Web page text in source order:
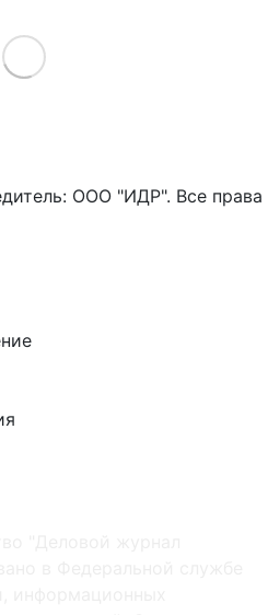
More
ООО "ИДР". Все права